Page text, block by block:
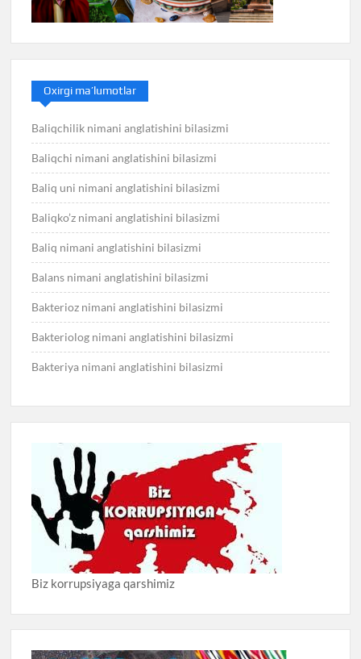
Oxirgi ma’lumotlar
Baliqchilik nimani anglatishini bilasizmi
Baliqchi nimani anglatishini bilasizmi
Baliq uni nimani anglatishini bilasizmi
Baliqko’z nimani anglatishini bilasizmi
Baliq nimani anglatishini bilasizmi
Balans nimani anglatishini bilasizmi
Bakterioz nimani anglatishini bilasizmi
Bakteriolog nimani anglatishini bilasizmi
Bakteriya nimani anglatishini bilasizmi
Biz korrupsiyaga qarshimiz